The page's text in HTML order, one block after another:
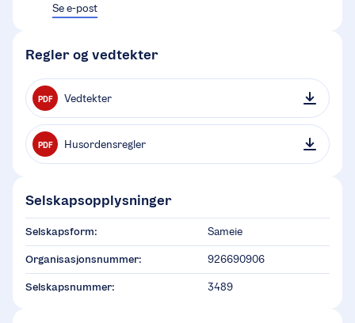
Se e-post
Regler og vedtekter
PDF Vedtekter
PDF Husordensregler
Selskapsopplysninger
Selskapsform: Sameie
Organisasjonsnummer: 926690906
Selskapsnummer: 3489